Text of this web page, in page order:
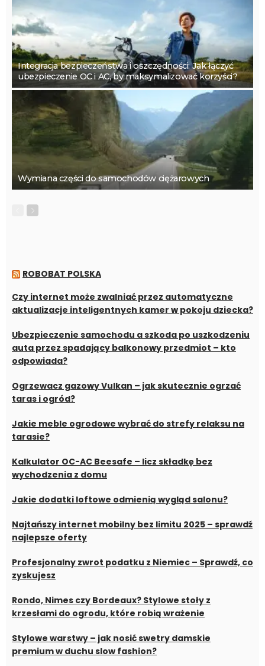
Integracja bezpieczeństwa i oszczędności: Jak łączyć
ubezpieczenie OC i AC, by maksymalizować korzyści?
Wymiana części do samochodów ciężarowych
ROBOBAT POLSKA
Czy internet może zwalniać przez automatyczne
aktualizacje inteligentnych kamer w pokoju dziecka?
Ubezpieczenie samochodu a szkoda po uszkodzeniu
auta przez spadający balkonowy przedmiot – kto
odpowiada?
Ogrzewacz gazowy Vulkan – jak skutecznie ogrzać
taras i ogród?
Jakie meble ogrodowe wybrać do strefy relaksu na
tarasie?
Kalkulator OC-AC Beesafe – licz składkę bez
wychodzenia z domu
Jakie dodatki loftowe odmienią wygląd salonu?
Najtańszy internet mobilny bez limitu 2025 – sprawdź
najlepsze oferty
Profesjonalny zwrot podatku z Niemiec – Sprawdź, co
zyskujesz
Rondo, Nimes czy Bordeaux? Stylowe stoły z
krzesłami do ogrodu, które robią wrażenie
Stylowe warstwy – jak nosić swetry damskie
premium w duchu slow fashion?